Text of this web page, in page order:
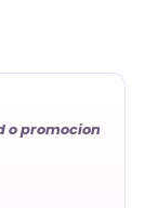
o promocion